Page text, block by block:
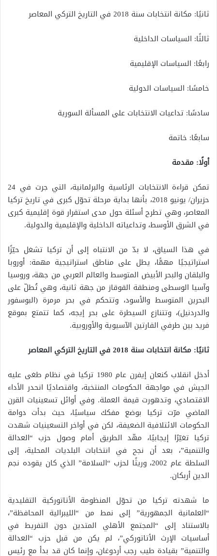
ثانيًا: مكانة انتخابات سنة 2018 في التاريخ التركي المعاصر
ثالثًا: السياسات الداخلية
رابعًا: السياسات الإقليمية
خامسًا: السياسات الدولية
سادسًا: تداعيات الانتخابات على المسألة السورية
سابعًا: خاتمة
أولًا: مقدمة
تمكن قراءة الانتخابات الرئاسية والبرلمانية، التي جرت في 24
حزيران/ يونيو 2018، بأنها بداية مرحلة تحوّل كبرى في تاريخ تركيا
المعاصر، وهي تطرح أسئلة حول مدى استقرار قوة إقليمية كبرى
في الشرق الأوسط، وتداعياته الداخلية والإقليمية والدولية.
في هذا السياق، لا بدّ من الانتباه إلى أن تركيا تشغل حيّزًا
استراتيجيًا مهمًّا، يطل على مناطق استراتيجية مهمة: أوروبا
والبلقان والبحر الأبيض المتوسط والعالم العربي من جهة، وروسيا
وآسيا الوسطى ومنطقة القوقاز من جهة ثانية، وهي تُطلّ على
البحرين المتوسط والأسود، وتتحكم في بحر مرمرة (البوسفور
والدردنيل)، وتتنازع السيطرة على بحر إيجه، كما تتمتع بموقع
فريد بين طرفي القارتين الآسيوية والأوروبية.
ثانيًا: مكانة انتخابات سنة 2018 في التاريخ التركي المعاصر
أدخل انقلاب كنعان إيفرن عام 1980 تركيا في نظام طغى عليه
الجيش في مواجهة الحكومات المنتخبة، واقتصاديًا انحدر الأداء
الاقتصادي، وتدهورت قيمة العملة. وفي أوائل تسعينيات القرن
الماضي مرّت تركيا بوضع مفكك سياسيًا، حيث بدأت دوامة
الحكومات الائتلافية الضعيفة، لكن في أواخر التسعينيات شهدت
تركيا تغيّرًا إيجابيًا، مهّد الطريق أمام وصول حزب “العدالة
والتنمية”، بعد أن نجح في انتخابات البلديات المحلية، إلى
السلطة عام 2002، وريثًا لحزب “السلامة” الذي كان يقوده نجم
الدين أربكان.
ما شهدته تركيا من تحوّل المنظومة الأتاتوركية التقليدية
“العلمانية الجمهورية” إلى نمط من “الليبرالية المحافظة”،
بالاستناد إلى “المجتمع الأهلي المتدين دون التفريط في
أساسيات الإرث الأتاتوركي”، لم يكن من قبل حزب “العدالة
والتنمية” بقيادة طيب رجب أردوغان، وإنما كان قد بدأ مع رئيس